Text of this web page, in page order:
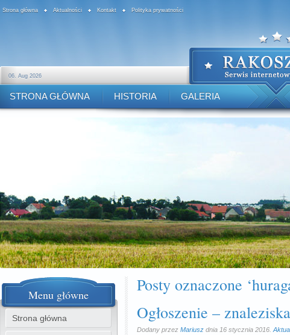
Strona główna Aktualności Kontakt Polityka prywatności
06. Aug 2026
STRONA GŁÓWNA HISTORIA GALERIA
Posty oznaczone
Ogłoszenie –
Dodany przez Mariusz dnia 16 stycznia 2016.
Menu główne
Strona główna